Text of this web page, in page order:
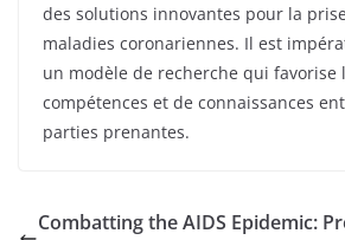
des solutions innovantes pour la
maladies coronariennes. Il est
un modèle de recherche qui favorise
compétences et de connaissances
parties prenantes.
Combatting the AIDS Epidemic: